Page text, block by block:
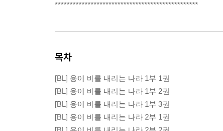
************************************************
목차
[BL] 용이 비를 내리는 나라 1부 1권
[BL] 용이 비를 내리는 나라 1부 2권
[BL] 용이 비를 내리는 나라 1부 3권
[BL] 용이 비를 내리는 나라 2부 1권